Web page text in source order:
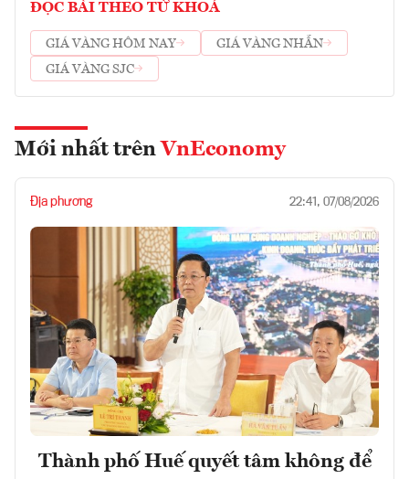
ĐỌC BÀI THEO TỪ KHOÁ
GIÁ VÀNG HÔM NAY
GIÁ VÀNG NHẪN
GIÁ VÀNG SJC
Mới nhất trên VnEconomy
Địa phương 22:41, 07/08/2026
Thành phố Huế quyết tâm không để